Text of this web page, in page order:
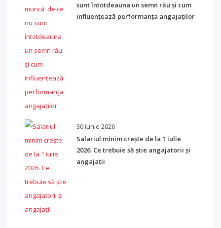
sunt întotdeauna un semn rău și cum
influențează performanța angajaților
30 iunie 2026
Salariul minim crește de la 1 iulie
2026. Ce trebuie să știe angajatorii și
angajații